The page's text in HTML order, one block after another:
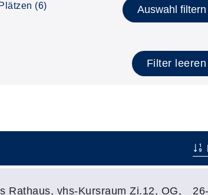
(6) Auswahl filtern
Filter leeren
Rathaus, vhs-Kursraum Zi.12, OG,
26-